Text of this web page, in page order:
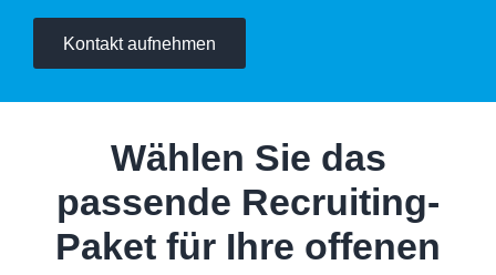
Kontakt aufnehmen
Wählen Sie das
passende Recruiting-
Paket für Ihre offenen